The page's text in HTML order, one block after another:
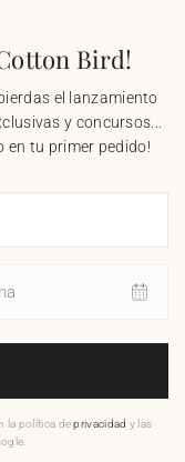
Bird!
el lanzamiento
y concursos...
en tu primer pedido!
la política deprivacidad y las